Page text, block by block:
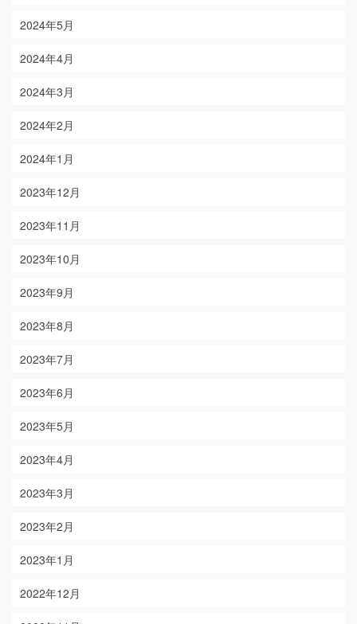
2024年5月
2024年4月
2024年3月
2024年2月
2024年1月
2023年12月
2023年11月
2023年10月
2023年9月
2023年8月
2023年7月
2023年6月
2023年5月
2023年4月
2023年3月
2023年2月
2023年1月
2022年12月